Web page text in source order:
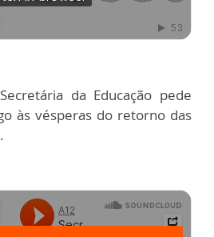
Secretária da Educação pede
às vésperas do retorno das